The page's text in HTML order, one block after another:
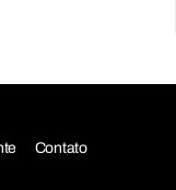
Contato